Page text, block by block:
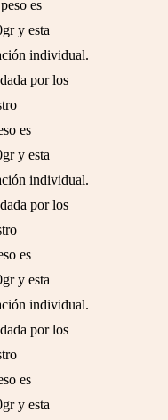
es
y esta
individual.
por los
es
y esta
individual.
por los
es
y esta
individual.
por los
es
y esta